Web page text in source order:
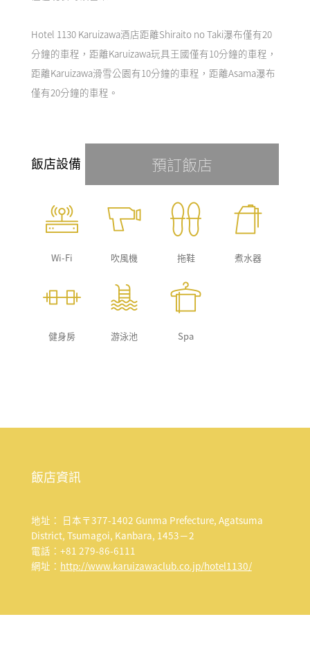
Hotel 1130 Karuizawa酒店距離Shiraito no Taki瀑布僅有20
分鐘的車程，距離Karuizawa玩具王國僅有10分鐘的車程，
距離Karuizawa滑雪公園有10分鐘的車程，距離Asama瀑布
僅有20分鐘的車程。
預訂飯店
飯店設備
Wi-Fi 吹風機 拖鞋 煮水器
健身房 游泳池 Spa
飯店資訊
地址： 日本〒377-1402 Gunma Prefecture, Agatsuma
District, Tsumagoi, Kanbara, 1453−2
電話：+81 279-86-6111
網址： http://www.karuizawaclub.co.jp/hotel1130/